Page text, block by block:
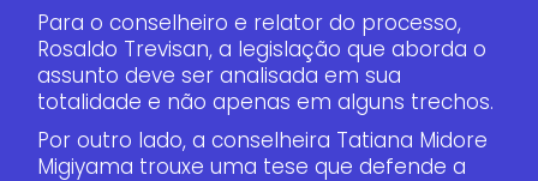
Para o conselheiro e relator do processo,
Rosaldo Trevisan, a legislação que aborda o
assunto deve ser analisada em sua
totalidade e não apenas em alguns trechos.
Por outro lado, a conselheira Tatiana Midore
Migiyama trouxe uma tese que defende a